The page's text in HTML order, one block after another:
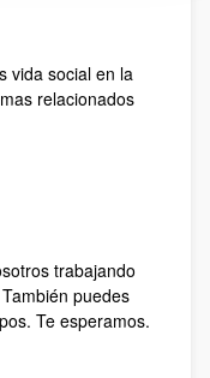
vida social en la
relacionados
trabajando
puedes
Te esperamos.